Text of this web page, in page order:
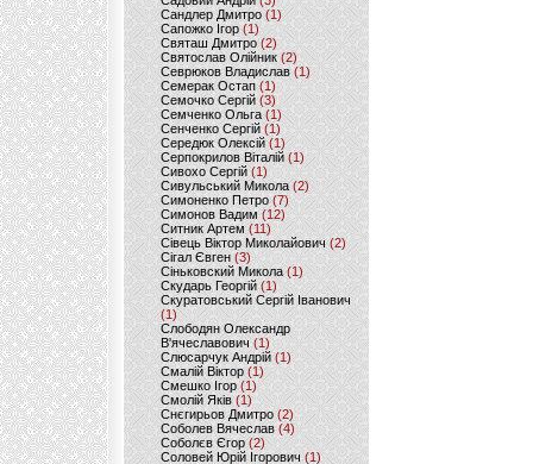
Сандлер Дмитро(1)
Сапожко Ігор(1)
Святаш Дмитро (2)
Святослав Олійник (2)
Севрюков Владислав (1)
Семерак Остап (1)
Семочко Сергій (3)
Семченко Ольга (1)
Сенченко Сергій(1)
Середюк Олексій(1)
Серпокрилов Віталій(1)
Сивохо Сергій(1)
Сивульський Микола(2)
Симоненко Петро(7)
Симонов Вадим (12)
Ситник Артем(11)
Сівець Віктор Миколайович(2)
Сігал Євген (3)
Сіньковский Микола(1)
Скударь Георгій (1)
Скуратовський Сергій Іванович
(1)
Слободян Олександр
В'ячеславович(1)
Слюсарчук Андрій(1)
Смалій Віктор (1)
Смешко Ігор (1)
Смолій Яків (1)
Снєгирьов Дмитро (2)
Соболев Вячеслав (4)
Соболєв Єгор(2)
Соловей Юрій Ігорович (1)